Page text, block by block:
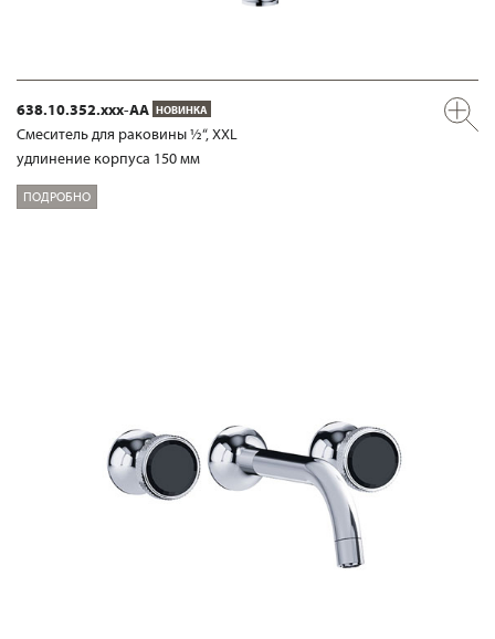
638.10.352.xxx-AA НОВИНКА
Смеситель для раковины ½“, XXL
удлинение корпуса 150 мм
ПОДРОБНО